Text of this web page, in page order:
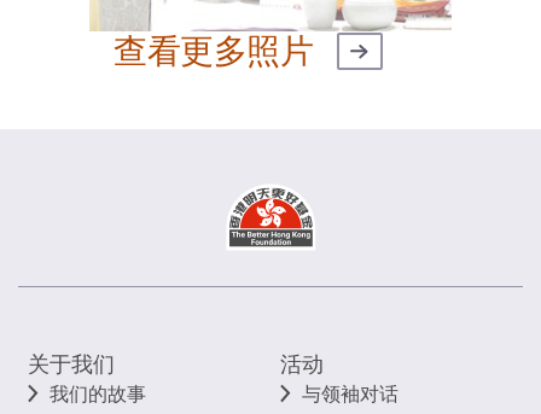
查看更多照片
关于我们
我们的故事
活动
与领袖对话